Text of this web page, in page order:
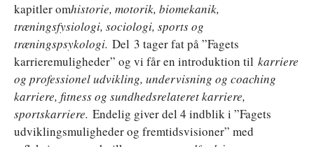
kapitler omhistorie, motorik, biomekanik,
træningsfysiologi, sociologi, sports og
træningspsykologi. Del 3 tager fat på ”Fagets
karrieremuligheder” og vi får en introduktion til karriere
og professionel udvikling, undervisning og coaching
karriere, fitness og sundhedsrelateret karriere,
sportskarriere. Endelig giver del 4 indblik i ”Fagets
udviklingsmuligheder og fremtidsvisioner” med